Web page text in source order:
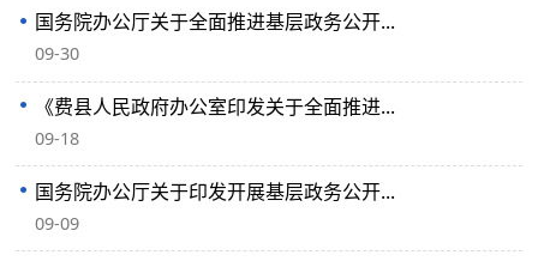
国务院办公厅关于全面推进基层政务公开...
09-30
《费县人民政府办公室印发关于全面推进...
09-18
国务院办公厅关于印发开展基层政务公开...
09-09